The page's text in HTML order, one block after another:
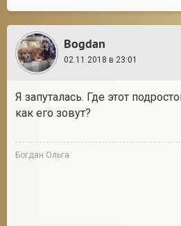
Bogdan
02.11.2018 в 23:01
Я запуталась. Где этот
как его зовут?
Богдан Ольга